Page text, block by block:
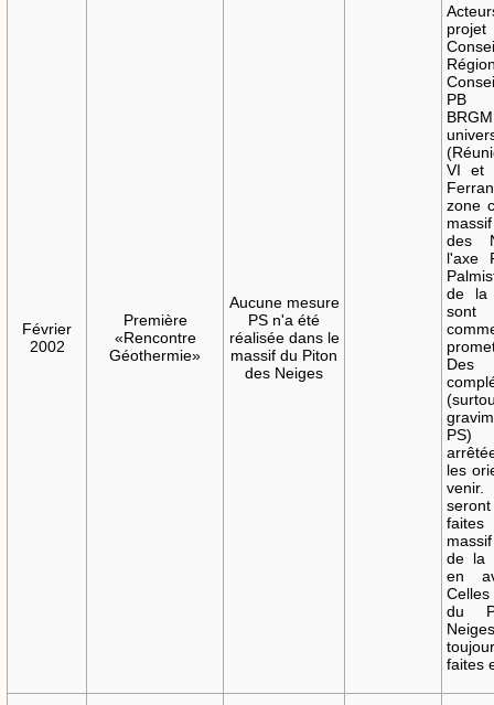
Février
2002
Première
«Rencontre
Géothermie»
Aucune mesure
PS n'a été
réalisée dans le
massif du Piton
des Neiges
PB
VI et
zone
des
l'axe
de la
sont
Des
les
de la
en
du
faites